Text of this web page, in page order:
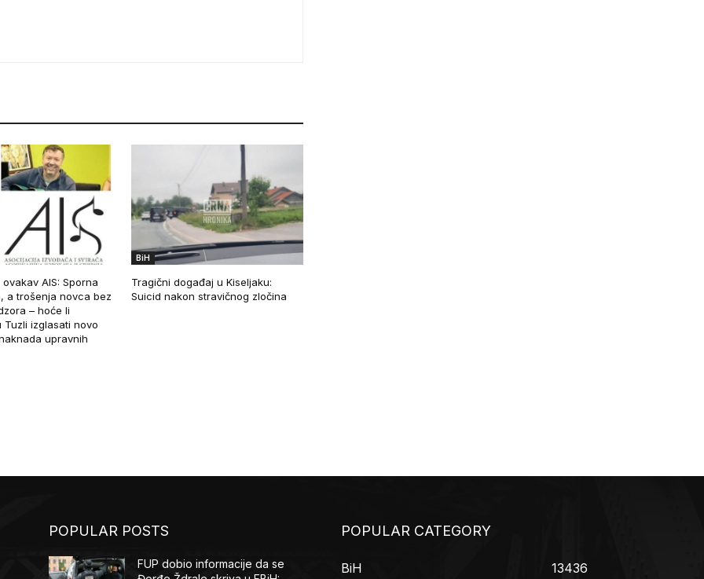
AIS: Sporna
a trošenja novca bez
– hoće li
Tuzli izglasati novo
upravnih
BiH
Tragični događaj u Kiseljaku:
Suicid nakon stravičnog zločina
POPULAR POSTS
FUP dobio informacije da se
POPULAR CATEGORY
BiH
13436